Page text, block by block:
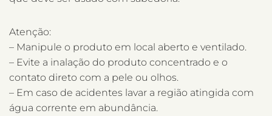
Atenção:
– Manipule o produto em local aberto e ventilado.
– Evite a inalação do produto concentrado e o
contato direto com a pele ou olhos.
– Em caso de acidentes lavar a região atingida com
água corrente em abundância.